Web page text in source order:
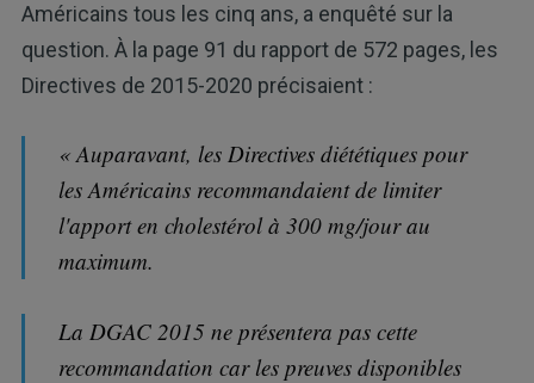
Américains tous les cinq ans, a enquêté sur la
question. À la page 91 du rapport de 572 pages, les
Directives de 2015-2020 précisaient :
« Auparavant, les Directives diététiques pour
les Américains recommandaient de limiter
l'apport en cholestérol à 300 mg/jour au
maximum.
La DGAC 2015 ne présentera pas cette
recommandation car les preuves disponibles